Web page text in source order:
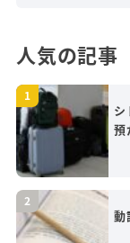
人気の記事
シ
預
動